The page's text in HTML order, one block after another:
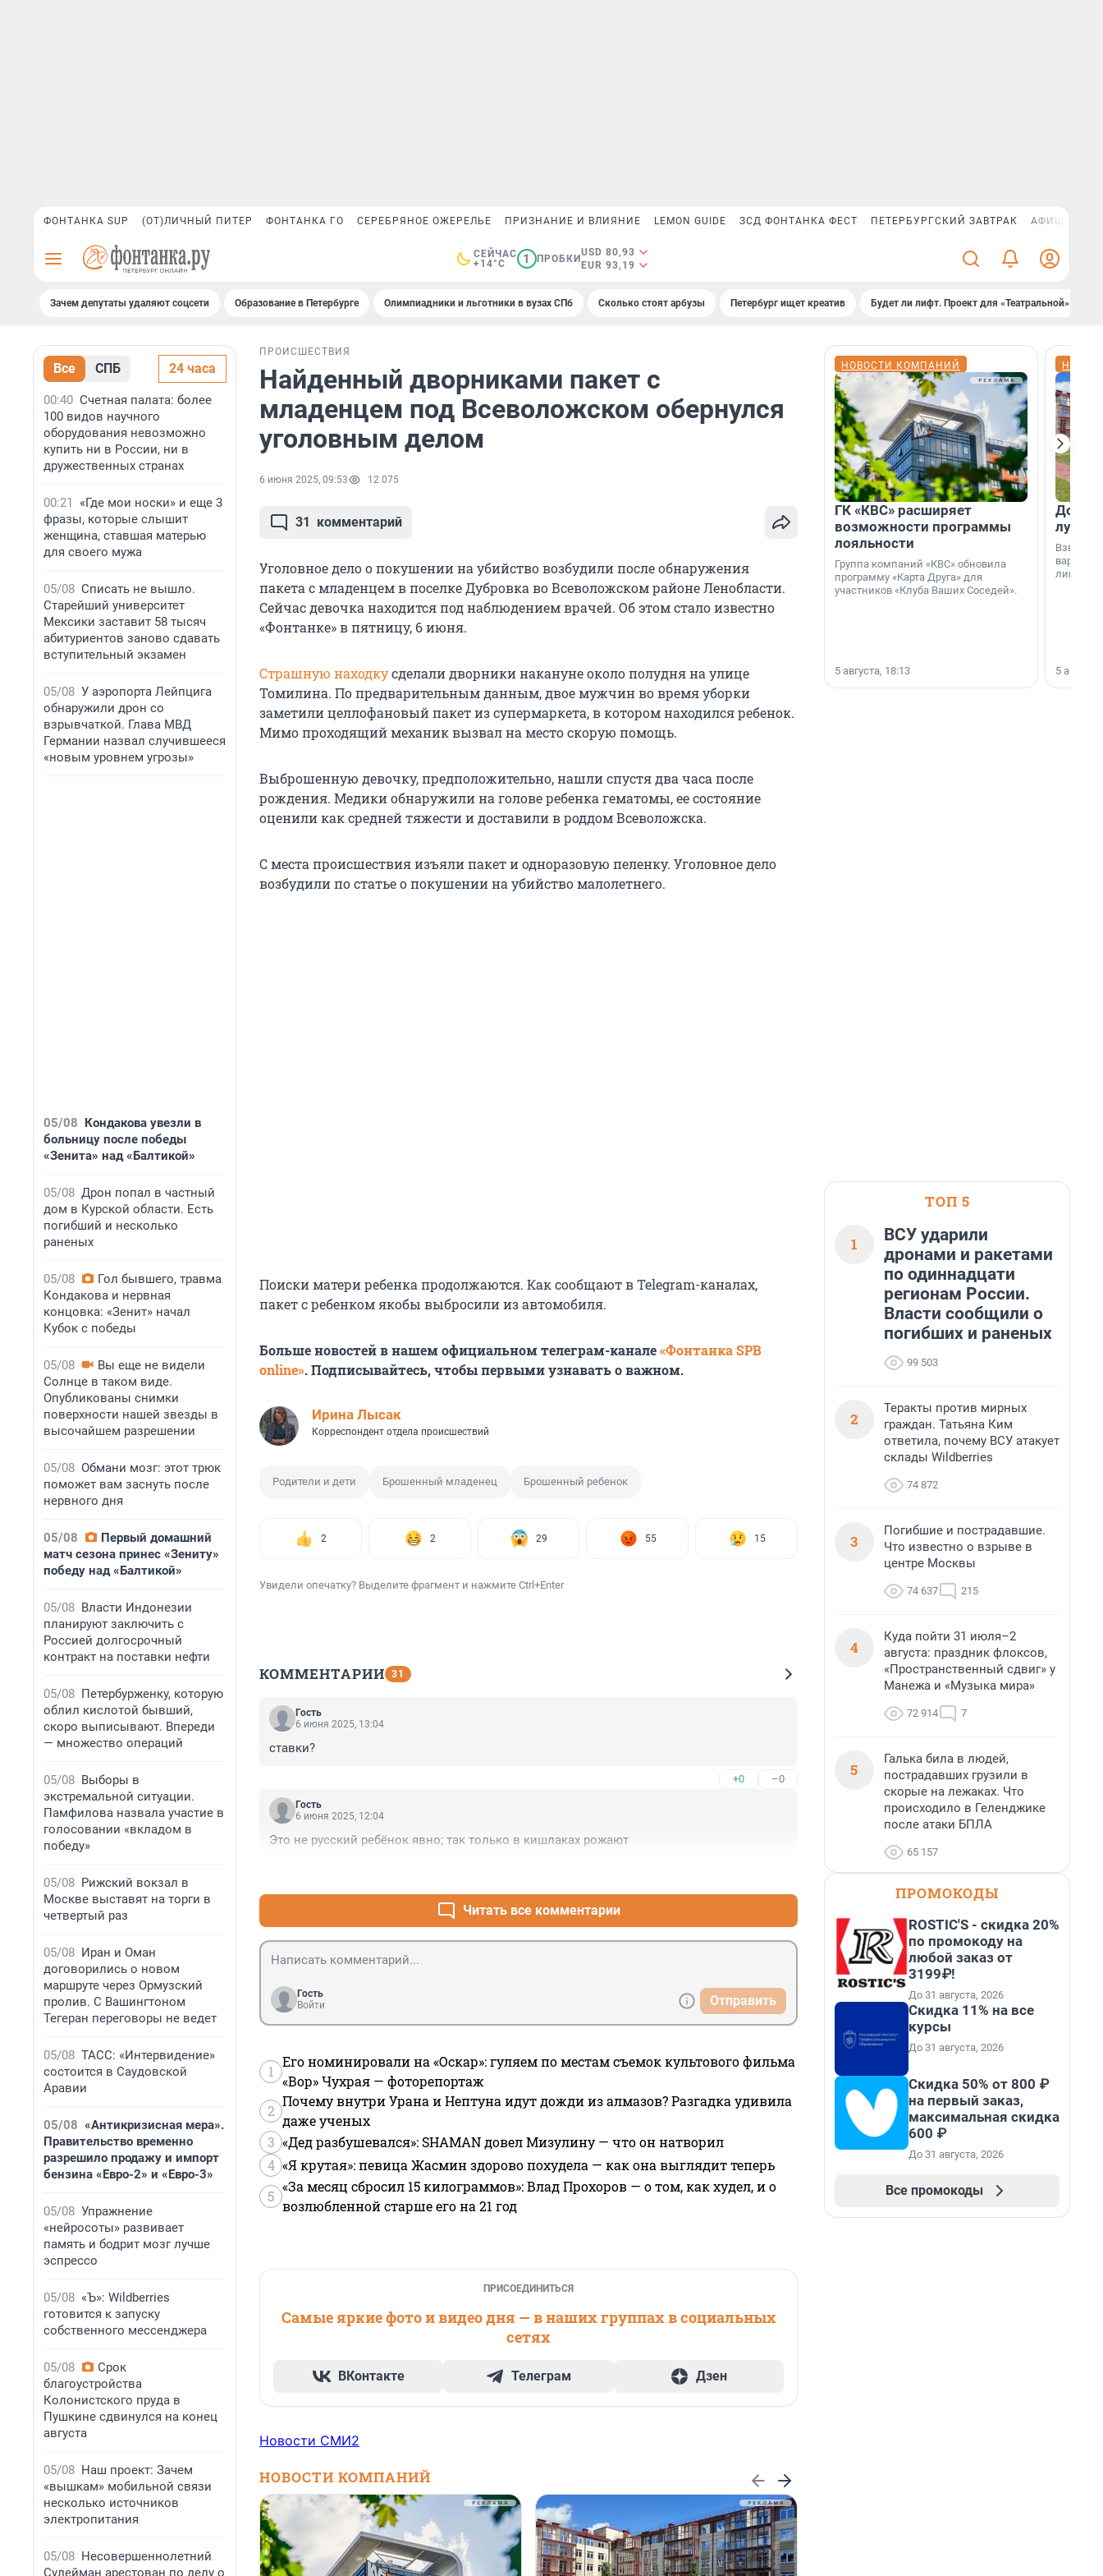
ФОНТАНКА SUP (ОТ)ЛИЧНЫЙ ПИТЕР ФОНТАНКА ГО СЕРЕБРЯНОЕ ОЖЕРЕЛЬЕ ПРИЗНАНИЕ И ВЛИЯНИЕ LEMON GUIDE ЗСД ФОНТАНКА ФЕСТ ПЕТЕРБУРГСКИЙ ЗАВТРАК АФИША PLUS
СЕЙЧАС
+14°C
1 ПРОБКИ
USD 80,93
EUR 93,19
Зачем депутаты удаляют соцсети Образование в Петербурге Олимпиадники и льготники в вузах СПб Сколько стоят арбузы Петербург ищет креатив Будет ли лифт. Проект для «Театральной»
Все СПБ 24 часа
00:40 Счетная палата: более
100 видов научного
оборудования невозможно
купить ни в России, ни в
дружественных странах
00:21
«Где мои носки» и еще 3
фразы, которые слышит
женщина, ставшая матерью
для своего мужа
05/08 Списать не вышло.
Старейший университет
Мексики заставит 58 тысяч
абитуриентов заново сдавать
вступительный экзамен
05/08 У аэропорта Лейпцига
обнаружили дрон со
взрывчаткой. Глава МВД
Германии назвал случившееся
«новым уровнем угрозы»
05/08 Кондакова увезли в
больницу после победы
«Зенита» над «Балтикой»
05/08 Дрон попал в частный
дом в Курской области. Есть
погибший и несколько
раненых
05/08
Гол бывшего, травма
Кондакова и нервная
концовка: «Зенит» начал
Кубок с победы
05/08
Вы еще не видели
Солнце в таком виде.
Опубликованы снимки
поверхности нашей звезды в
высочайшем разрешении
05/08 Обмани мозг: этот трюк
поможет вам заснуть после
нервного дня
05/08
Первый домашний
матч сезона принес «Зениту»
победу над «Балтикой»
05/08 Власти Индонезии
планируют заключить с
Россией долгосрочный
контракт на поставки нефти
05/08 Петербурженку, которую
облил кислотой бывший,
скоро выписывают. Впереди
— множество операций
05/08 Выборы в
экстремальной ситуации.
Памфилова назвала участие в
голосовании «вкладом в
победу»
05/08 Рижский вокзал в
Москве выставят на торги в
четвертый раз
05/08 Иран и Оман
договорились о новом
маршруте через Ормузский
пролив. С Вашингтоном
Тегеран переговоры не ведет
05/08 ТАСС: «Интервидение»
состоится в Саудовской
Аравии
05/08 «Антикризисная мера».
Правительство временно
разрешило продажу и импорт
бензина «Евро-2» и «Евро-3»
05/08 Упражнение
«нейросоты» развивает
память и бодрит мозг лучше
эспрессо
05/08 «Ъ»: Wildberries
готовится к запуску
собственного мессенджера
05/08
Срок
благоустройства
Колонистского пруда в
Пушкине сдвинулся на конец
августа
05/08 Наш проект: Зачем
«вышкам» мобильной связи
несколько источников
электропитания
05/08 Несовершеннолетний
Сулейман арестован по делу о
ПРОИСШЕСТВИЯ
Найденный дворниками пакет с
младенцем под Всеволожском обернулся
уголовным делом
6 июня 2025, 09:53 12 075
31 комментарий
Уголовное дело о покушении на убийство возбудили после обнаружения
пакета с младенцем в поселке Дубровка во Всеволожском районе Ленобласти.
Сейчас девочка находится под наблюдением врачей. Об этом стало известно
«Фонтанке» в пятницу, 6 июня.
Страшную находкусделали дворники накануне около полудня на улице
Томилина. По предварительным данным, двое мужчин во время уборки
заметили целлофановый пакет из супермаркета, в котором находился ребенок.
Мимо проходящий механик вызвал на место скорую помощь.
Выброшенную девочку, предположительно, нашли спустя два часа после
рождения. Медики обнаружили на голове ребенка гематомы, ее состояние
оценили как средней тяжести и доставили в роддом Всеволожска.
С места происшествия изъяли пакет и одноразовую пеленку. Уголовное дело
возбудили по статье о покушении на убийство малолетнего.
Поиски матери ребенка продолжаются. Как сообщают в Telegram-каналах,
пакет с ребенком якобы выбросили из автомобиля.
Больше новостей в нашем официальном телеграм-канале«Фонтанка SPB
online». Подписывайтесь, чтобы первыми узнавать о важном.
Ирина Лысак
Корреспондент отдела происшествий
Родители и дети Брошенный младенец Брошенный ребенок
2 2 29 55 15
Увидели опечатку? Выделите фрагмент и нажмите Ctrl+Enter
КОММЕНТАРИИ 31
Гость
6 июня 2025, 13:04
ставки?
+0 –0
Гость
6 июня 2025, 12:04
Это не русский ребёнок явно; так только в кишлаках рожают
Читать все комментарии
Гость
Войти
Отправить
1
Его номинировали на «Оскар»: гуляем по местам съемок культового фильма
«Вор» Чухрая — фоторепортаж
2
Почему внутри Урана и Нептуна идут дожди из алмазов? Разгадка удивила
даже ученых
3 «Дед разбушевался»: SHAMAN довел Мизулину — что он натворил
4 «Я крутая»: певица Жасмин здорово похудела — как она выглядит теперь
5
«За месяц сбросил 15 килограммов»: Влад Прохоров — о том, как худел, и о
возлюбленной старше его на 21 год
ПРИСОЕДИНИТЬСЯ
Самые яркие фото и видео дня — в наших группах в социальных
сетях
ВКонтакте Телеграм Дзен
Новости СМИ2
НОВОСТИ КОМПАНИЙ
НОВОСТИ КОМПАНИЙ
ГК «КВС» расширяет
возможности программы
лояльности
Группа компаний «КВС» обновила
программу «Карта Друга» для
участников «Клуба Ваших Соседей».
5 августа, 18:13
Дом
лучше
лишнего
5
ТОП 5
1
ВСУ ударили
дронами и ракетами
по одиннадцати
регионам России.
Власти сообщили о
погибших и раненых
99 503
2
Теракты против мирных
граждан. Татьяна Ким
ответила, почему ВСУ атакует
склады Wildberries
74 872
3
Погибшие и пострадавшие.
Что известно о взрыве в
центре Москвы
74 637 215
4
Куда пойти 31 июля–2
августа: праздник флоксов,
«Пространственный сдвиг» у
Манежа и «Музыка мира»
72 914 7
5
Галька била в людей,
пострадавших грузили в
скорые на лежаках. Что
происходило в Геленджике
после атаки БПЛА
65 157
ПРОМОКОДЫ
ROSTIC'S - скидка 20%
по промокоду на
любой заказ от
3199₽!
До 31 августа, 2026
Скидка 11% на все
курсы
До 31 августа, 2026
Скидка 50% от 800 ₽
на первый заказ,
максимальная скидка
600 ₽
До 31 августа, 2026
Все промокоды